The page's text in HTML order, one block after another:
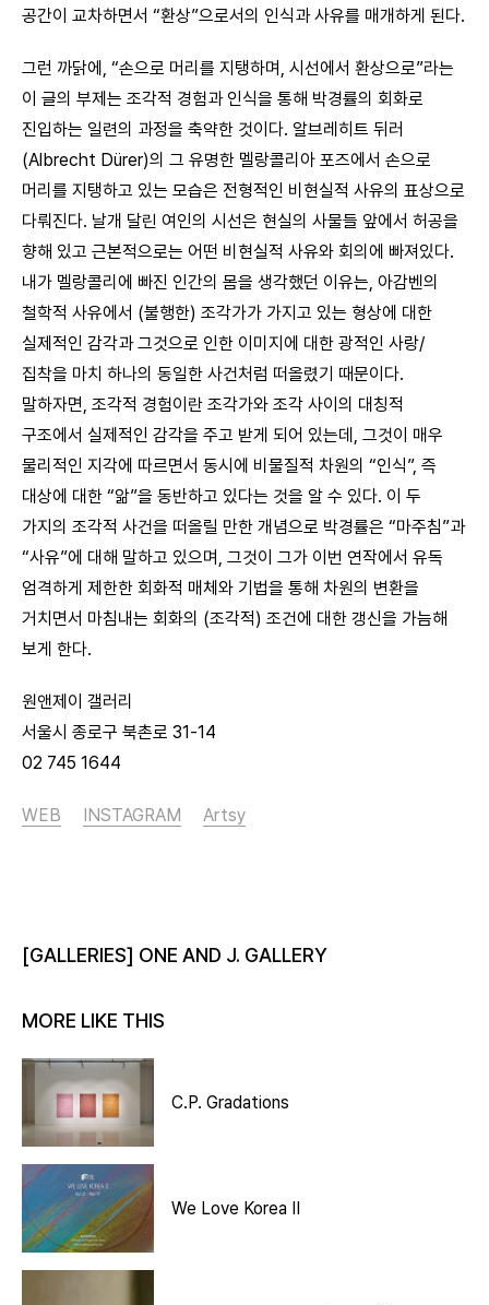
공간이 교차하면서 “환상”으로서의 인식과 사유를 매개하게 된다.
그런 까닭에, “손으로 머리를 지탱하며, 시선에서 환상으로”라는
이 글의 부제는 조각적 경험과 인식을 통해 박경률의 회화로
진입하는 일련의 과정을 축약한 것이다. 알브레히트 뒤러
(Albrecht Dürer)의 그 유명한 멜랑콜리아 포즈에서 손으로
머리를 지탱하고 있는 모습은 전형적인 비현실적 사유의 표상으로
다뤄진다. 날개 달린 여인의 시선은 현실의 사물들 앞에서 허공을
향해 있고 근본적으로는 어떤 비현실적 사유와 회의에 빠져있다.
내가 멜랑콜리에 빠진 인간의 몸을 생각했던 이유는, 아감벤의
철학적 사유에서 (불행한) 조각가가 가지고 있는 형상에 대한
실제적인 감각과 그것으로 인한 이미지에 대한 광적인 사랑/
집착을 마치 하나의 동일한 사건처럼 떠올렸기 때문이다.
말하자면, 조각적 경험이란 조각가와 조각 사이의 대칭적
구조에서 실제적인 감각을 주고 받게 되어 있는데, 그것이 매우
물리적인 지각에 따르면서 동시에 비물질적 차원의 “인식”, 즉
대상에 대한 “앎”을 동반하고 있다는 것을 알 수 있다. 이 두
가지의 조각적 사건을 떠올릴 만한 개념으로 박경률은 “마주침”과
“사유”에 대해 말하고 있으며, 그것이 그가 이번 연작에서 유독
엄격하게 제한한 회화적 매체와 기법을 통해 차원의 변환을
거치면서 마침내는 회화의 (조각적) 조건에 대한 갱신을 가늠해
보게 한다.
원앤제이 갤러리
서울시 종로구 북촌로 31-14
02 745 1644
WEB INSTAGRAM Artsy
[GALLERIES] ONE AND J. GALLERY
MORE LIKE THIS
C.P. Gradations
We Love Korea II